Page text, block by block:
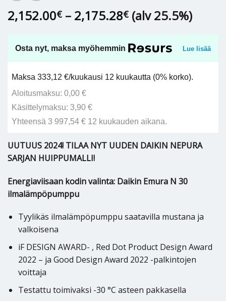
2,152.00€ – 2,175.28€Hintaluokka:
2,152.00€
-
2,175.28€
(alv 25.5%)
Osta nyt, maksa myöhemmin Lue lisää
Maksa 333,12 €/kuukausi 12 kuukautta (0% korko).
Aloitusmaksu: 0,00 €
Käsittelymaksu: 3,90 €
Yhteensä 3 997,54 € 12 kuukauden aikana.
UUTUUS 2024! TILAA NYT UUDEN DAIKIN NEPURA
SARJAN HUIPPUMALLI!
Energiaviisaan kodin valinta: Daikin Emura N 30
ilmalämpöpumppu
Tyylikäs ilmalämpöpumppu saatavilla mustana ja
valkoisena
iF DESIGN AWARD- , Red Dot Product Design Award
2022 – ja Good Design Award 2022 -palkintojen
voittaja
Testattu toimivaksi -30 °C asteen pakkasella